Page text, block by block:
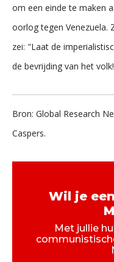
om een einde te maken
oorlog tegen Venezuela.
zei: "Laat de
de bevrijding van het
Bron: Global Research
Caspers.
Wil je
Met jullie